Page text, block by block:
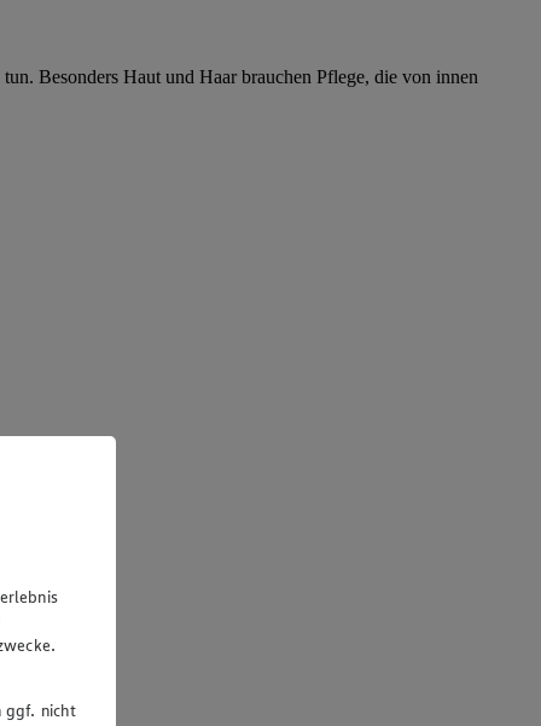
Besonders Haut und Haar brauchen Pflege, die von innen
ggf. nicht